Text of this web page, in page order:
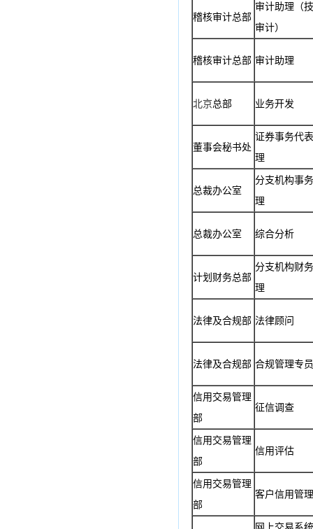
稽核审计总部
审计助理（
审计）
稽核审计总部 审计助理
北京总部 业务开发
董事会秘书处
证券事务代
理
总裁办公室
分支机构事
理
总裁办公室 综合分析
计划财务总部
分支机构财
理
法律及合规部 法律顾问
法律及合规部 合规管理专员
信用交易管理
部
征信调查
信用交易管理
部
信用评估
信用交易管理
部
客户信用管理